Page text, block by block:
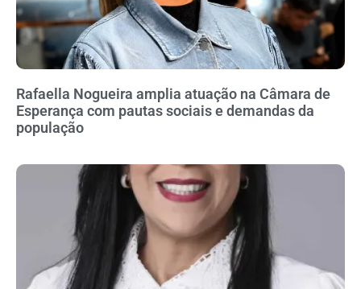
Rafaella Nogueira amplia atuação na Câmara de
Esperança com pautas sociais e demandas da
população